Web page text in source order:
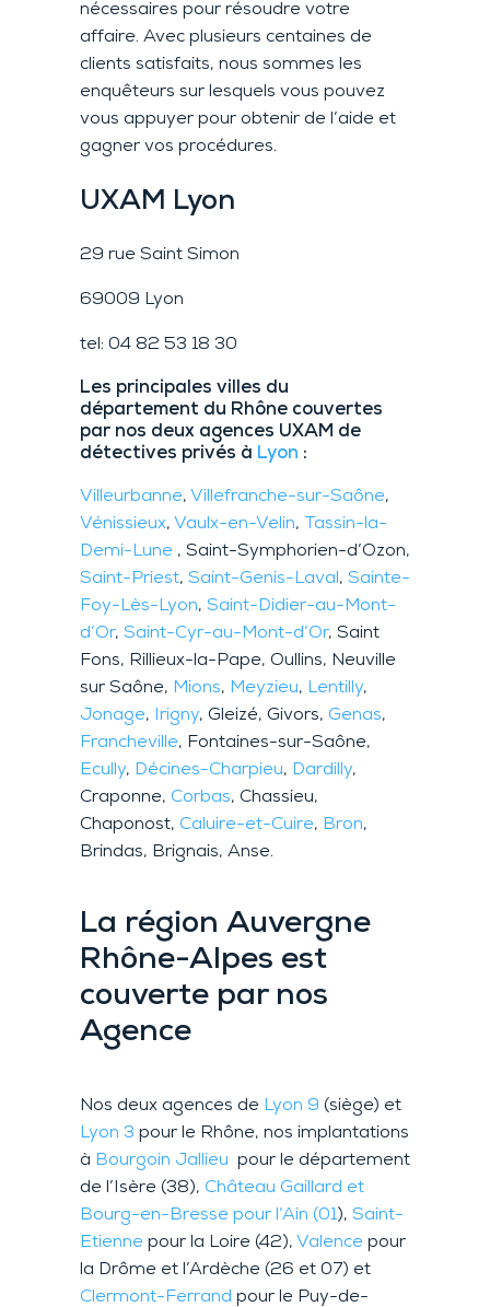
nécessaires pour résoudre votre
affaire. Avec plusieurs centaines de
clients satisfaits, nous sommes les
enquêteurs sur lesquels vous pouvez
vous appuyer pour obtenir de l’aide et
gagner vos procédures.
UXAM Lyon
29 rue Saint Simon
69009 Lyon
tel: 04 82 53 18 30
Les principales villes du
département du Rhône couvertes
par nos deux agences UXAM de
détectives privés à Lyon :
Villeurbanne, Villefranche-sur-Saône,
Vénissieux, Vaulx-en-Velin,
Tassin-la-
Demi-Lune , Saint-Symphorien-d’Ozon,
Saint-Priest, Saint-Genis-Laval , Sainte-
Foy-Lès-Lyon, Saint-Didier-au-Mont-
d’Or, Saint-Cyr-au-Mont-d’Or, Saint
Fons, Rillieux-la-Pape, Oullins, Neuville
sur Saône, Mions, Meyzieu, Lentilly,
Jonage, Irigny, Gleizé, Givors, Genas,
Francheville, Fontaines-sur-Saône,
Ecully, Décines-Charpieu, Dardilly,
Craponne, Corbas, Chassieu,
Chaponost, Caluire-et-Cuire, Bron,
Brindas, Brignais, Anse.
La région Auvergne
Rhône-Alpes est
couverte par nos
Agence
Nos deux agences de Lyon 9 (siège) et
Lyon 3 pour le Rhône, nos implantations
à Bourgoin Jallieu pour le département
de l’Isère (38), Château Gaillard et
Bourg-en-Bresse pour l’Ain (01), Saint-
Etienne pour la Loire (42), Valence pour
la Drôme et l’Ardèche (26 et 07) et
Clermont-Ferrand pour le Puy-de-